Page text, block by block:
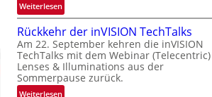
f
a
h
r
t
t
e
h
f
t
z
w
Weiterlesen:
U
n
b
e
g
r
Rückkehr der inVISION TechTalks
Am 22. September kehren die inVISION
TechTalks mit dem Webinar (Telecentric)
Lenses & Illuminations aus der
Sommerpause zurück.
Weiterlesen: